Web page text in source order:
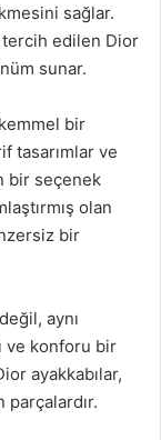
sağlar.
edilen Dior
sunar.
bir
tasarımlar ve
bir seçenek
olan
bir
aynı
ve konforu bir
ayakkabılar,
parçalardır.